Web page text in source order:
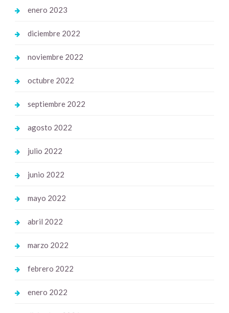
enero 2023
diciembre 2022
noviembre 2022
octubre 2022
septiembre 2022
agosto 2022
julio 2022
junio 2022
mayo 2022
abril 2022
marzo 2022
febrero 2022
enero 2022